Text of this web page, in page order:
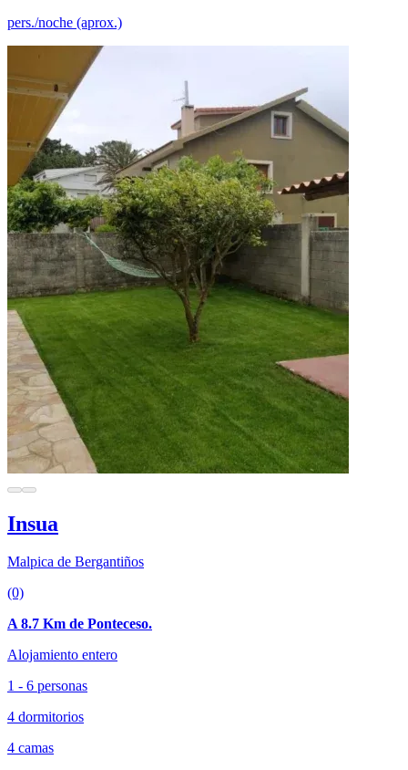
pers./noche (aprox.)
Insua
Malpica de Bergantiños
(0)
A 8.7 Km de Ponteceso.
Alojamiento entero
1 - 6 personas
4 dormitorios
4 camas